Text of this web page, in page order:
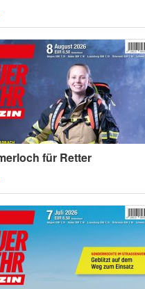
für Retter